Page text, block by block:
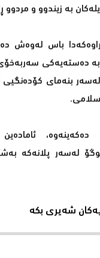
بە زیندوو و مردوو
باس لەوەش
بە دەستەیەكی
بنەمای كۆدەنگیی
لەسەر پلانەكە
شەیری بکە